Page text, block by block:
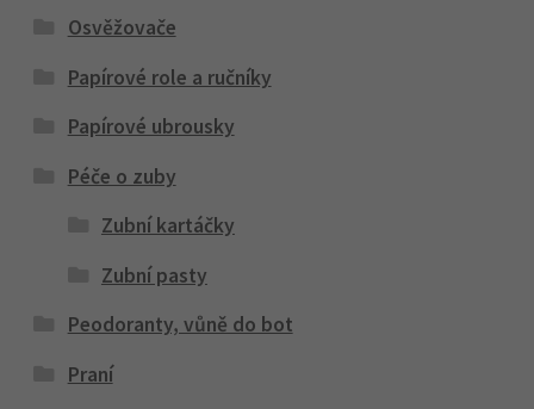
Osvěžovače
Papírové role a ručníky
Papírové ubrousky
Péče o zuby
Zubní kartáčky
Zubní pasty
Peodoranty, vůně do bot
Praní